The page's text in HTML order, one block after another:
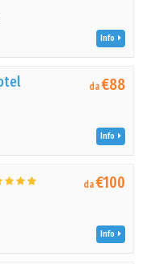
Info
da€88
Info
da€100
Info